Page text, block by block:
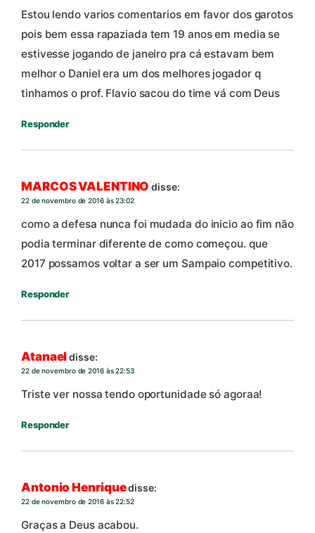
Estou lendo varios comentarios em favor dos garotos
pois bem essa rapaziada tem 19 anos em media se
estivesse jogando de janeiro pra cá estavam bem
melhor o Daniel era um dos melhores jogador q
tinhamos o prof. Flavio sacou do time vá com Deus
Responder
MARCOS VALENTINO disse:
22 de novembro de 2016 às 23:02
como a defesa nunca foi mudada do inicio ao fim não
podia terminar diferente de como começou. que
2017 possamos voltar a ser um Sampaio competitivo.
Responder
Atanaeldisse:
22 de novembro de 2016 às 22:53
Triste ver nossa tendo oportunidade só agoraa!
Responder
Antonio Henriquedisse:
22 de novembro de 2016 às 22:52
Graças a Deus acabou.